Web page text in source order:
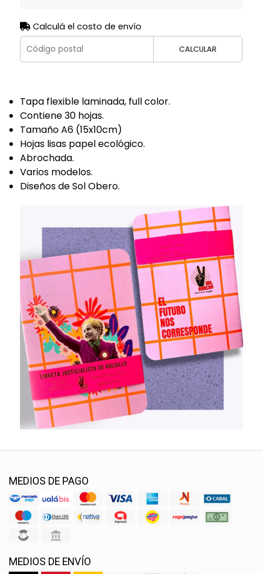
Calculá el costo de envío
CALCULAR
Tapa flexible laminada, full color.
Contiene 30 hojas.
Tamaño A6 (15x10cm)
Hojas lisas papel ecológico.
Abrochada.
Varios modelos.
Diseños de Sol Obero.
MEDIOS DE PAGO
MEDIOS DE ENVÍO